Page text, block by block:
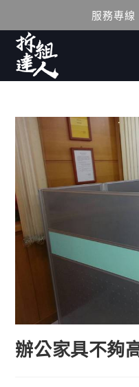
服務專線
辦公家具不夠